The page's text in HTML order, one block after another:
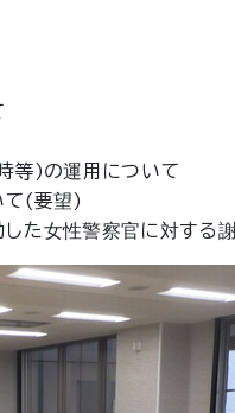
等)の運用について
て(要望)
た女性警察官に対する